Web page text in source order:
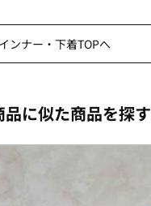
インナー・下着TOPへ
品に似た商品を探す